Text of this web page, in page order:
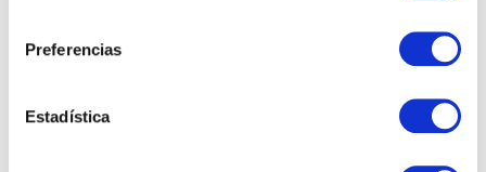
Preferencias
Estadística